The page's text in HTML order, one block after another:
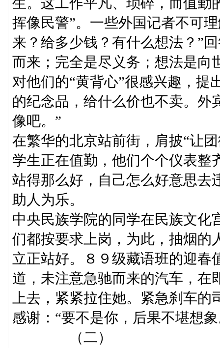
挥像民警”。一些外国记者不可
来？给多少钱？有什么想法？”
而来；完全是尽义务；想法是向
对他们的“黄背心”很感兴趣，提
的纪念品，给什么价也不卖。外
像吧。”
在繁华的北京站前街，肩披“让
学生正在值勤，他们个个仪表整
站得那么好，自己怎么好意思去
助人为乐。
中央民族学院的同学在民族文化
们都按要求上岗，为此，抽烟的
立正站好。８９级藏语班的迎春
道，未注意急驰而来的汽车，在
上去，紧紧拉住她。紧急刹车
感谢：“要不是你，后果
（二）